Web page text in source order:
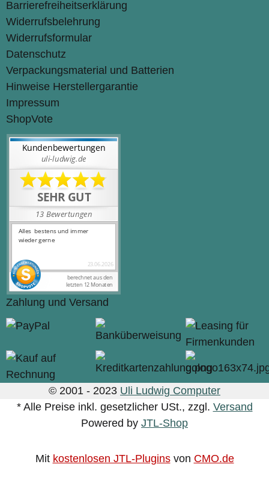
Barrierefreiheitserklärung
Widerrufsbelehrung
Widerrufsformular
Datenschutz
Verpackungsmaterial und Batterien
Hinweise Herstellergarantie
Impressum
ShopVote
Zahlung und Versand
© 2001 - 2023 Uli Ludwig Computer
* Alle Preise inkl. gesetzlicher USt., zzgl. Versand
Powered by JTL-Shop
Mit kostenlosen JTL-Pluginsvon CMO.de